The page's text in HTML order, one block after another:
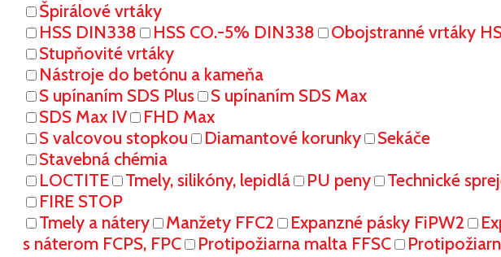
Špirálové vrtáky
HSS DIN338
HSS CO.-5% DIN338
Obojstranné vrtáky
Stupňovité vrtáky
Nástroje do betónu a kameňa
S upínaním SDS Plus
S upínaním SDS Max
SDS Max IV
FHD Max
S valcovou stopkou
Diamantové korunky
Sekáče
Stavebná chémia
LOCTITE
Tmely, silikóny, lepidlá PU peny
Technické
FIRE STOP
Tmely a nátery
Manžety FFC2 Expanzné pásky FiPW2
s náterom FCPS, FPC
Protipožiarna malta FFSC